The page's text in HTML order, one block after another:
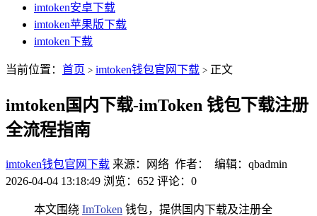
imtoken安卓下载
imtoken苹果版下载
imtoken下载
当前位置： 首页 > imtoken钱包官网下载 > 正文
imtoken国内下载-imToken 钱包下载注册
全流程指南
imtoken钱包官网下载 来源：网络 作者： 编辑：qbadmin
2026-04-04 13:18:49 浏览：652 评论：0
本文围绕 ImToken 钱包，提供国内下载及注册全